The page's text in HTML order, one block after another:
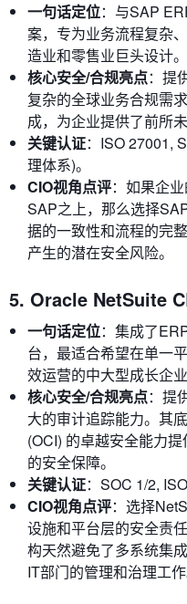
一句话定位：与SAP
案，专为业务流程复杂
造业和零售业巨头设计。
核心安全/合规亮点：提
复杂的全球业务合规需
成，为企业提供了前所
关键认证：ISO 27001,
理体系)。
CIO视角点评：如果企
SAP之上，那么选择
据的一致性和流程的完
产生的潜在安全风险。
5. Oracle NetSuite
一句话定位：集成了
台，最适合希望在单一
效运营的中大型成长企业
核心安全/合规亮点：提
大的审计追踪能力。其
(OCI) 的卓越安全能力
的安全保障。
关键认证：SOC 1/2,
CIO视角点评：选择
设施和平台层的安全责
构天然避免了多系统集
IT部门的管理和治理工作